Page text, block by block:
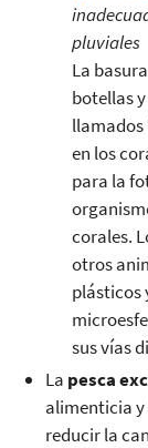
pluviales
La
botellas
llamados
en los
para la
corales.
otros
plásticos
sus vías
La pesca
alimenticia y
reducir la